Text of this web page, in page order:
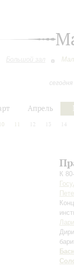
Большой зал
Апрель
10 11 12 13 14
К